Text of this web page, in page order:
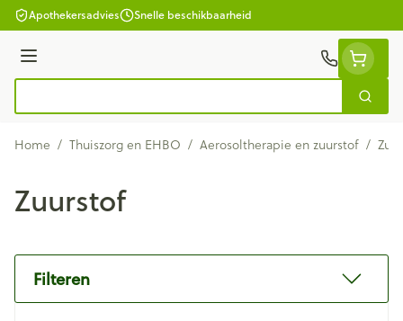
Ga naar de inhoud
Apothekersadvies Snelle beschikbaarheid
Menu
Zoek
Home / Thuiszorg en EHBO / Aerosoltherapie en zuurstof /
Zuurstof
Filteren